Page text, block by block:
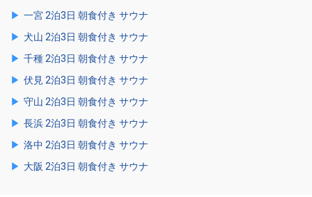
一宮 2泊3日 朝食付き サウナ
犬山 2泊3日 朝食付き サウナ
千種 2泊3日 朝食付き サウナ
伏見 2泊3日 朝食付き サウナ
守山 2泊3日 朝食付き サウナ
長浜 2泊3日 朝食付き サウナ
洛中 2泊3日 朝食付き サウナ
大阪 2泊3日 朝食付き サウナ